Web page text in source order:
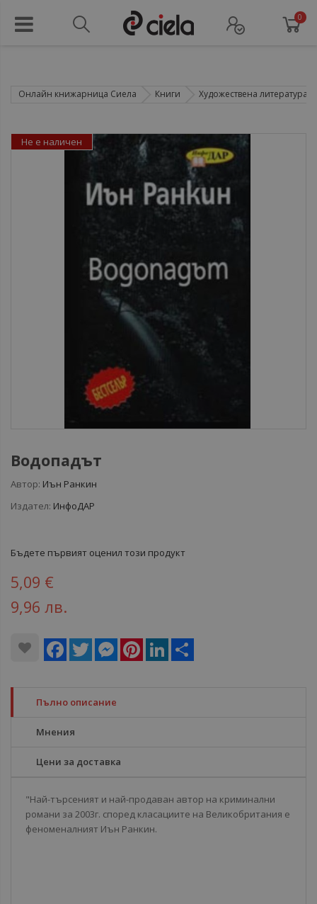
0
Онлайн книжарница Сиела Книги Художествена литература
Водопадът
Автор: Иън Ранкин
Издател: ИнфоДАР
Бъдете първият оценил този продукт
5,09 €
9,96 лв.
Facebook
Twitter MessengerPinterestLinkedIn
Не е наличен
Пълно описание
Мнения
Цени за доставка
"Най-търсеният и най-продаван автор на криминални
романи за 2003г. според класациите на Великобритания е
феноменалният Иън Ранкин.